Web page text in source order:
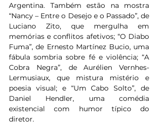
Argentina. Também estão na mostra
“Nancy – Entre o Desejo e o Passado”, de
Luciano Zito, que mergulha em
memórias e conflitos afetivos; “O Diabo
Fuma”, de Ernesto Martínez Bucio, uma
fábula sombria sobre fé e violência; “A
Cobra Negra”, de Aurélien Vernhes-
Lermusiaux, que mistura mistério e
poesia visual; e “Um Cabo Solto”, de
Daniel Hendler, uma comédia
existencial com humor típico do
diretor.